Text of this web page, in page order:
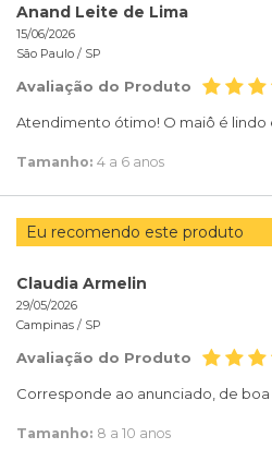
Anand Leite de Lima
15/06/2026
São Paulo / SP
Avaliação do Produto
Atendimento ótimo! O maiô é lindo
Tamanho: 4 a 6 anos
Eu recomendo este produto
Claudia Armelin
29/05/2026
Campinas / SP
Avaliação do Produto
Corresponde ao anunciado, de
Tamanho: 8 a 10 anos